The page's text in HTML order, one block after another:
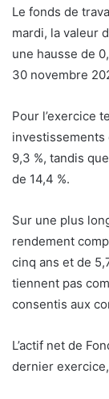
Le fonds de
mardi, la valeur
une hausse de
30 novembre
Pour l’exercice
investissements
9,3 %, tandis
de 14,4 %.
Sur une plus
rendement
cinq ans et de
tiennent pas
consentis aux
L’actif net de
dernier